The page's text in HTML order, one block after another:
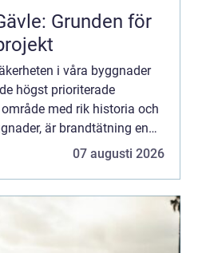
Grunden för
i våra byggnader
högst prioriterade
med rik historia och
är brandtätning en
07 augusti 2026